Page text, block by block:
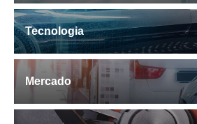
Tecnologia
Mercado